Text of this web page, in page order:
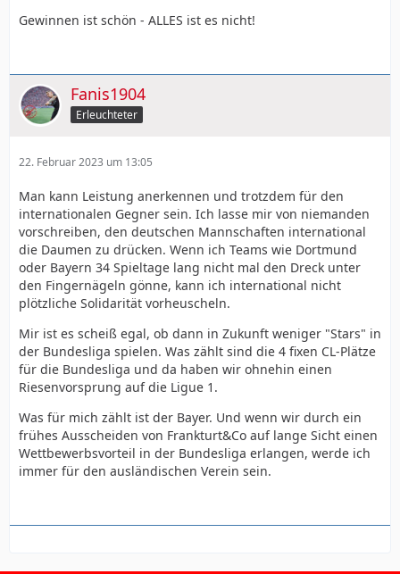
Gewinnen ist schön - ALLES ist es nicht!
Fanis1904
Erleuchteter
22. Februar 2023 um 13:05
Man kann Leistung anerkennen und trotzdem für den
internationalen Gegner sein. Ich lasse mir von niemanden
vorschreiben, den deutschen Mannschaften international
die Daumen zu drücken. Wenn ich Teams wie Dortmund
oder Bayern 34 Spieltage lang nicht mal den Dreck unter
den Fingernägeln gönne, kann ich international nicht
plötzliche Solidarität vorheuscheln.
Mir ist es scheiß egal, ob dann in Zukunft weniger "Stars" in
der Bundesliga spielen. Was zählt sind die 4 fixen CL-Plätze
für die Bundesliga und da haben wir ohnehin einen
Riesenvorsprung auf die Ligue 1.
Was für mich zählt ist der Bayer. Und wenn wir durch ein
frühes Ausscheiden von Frankturt&Co auf lange Sicht einen
Wettbewerbsvorteil in der Bundesliga erlangen, werde ich
immer für den ausländischen Verein sein.